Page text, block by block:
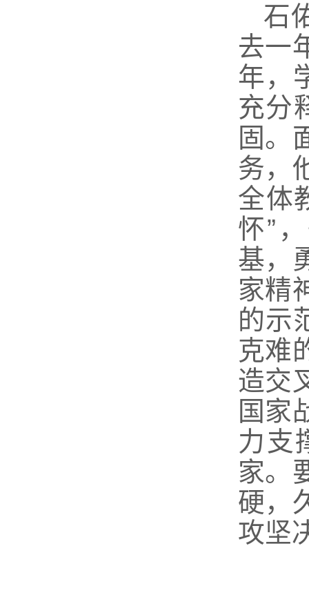
石
去一
年，
充分
固。
务，
全体
怀”
基，
家精
的示
克难
造交
国家
力支
家。
硬，
攻坚